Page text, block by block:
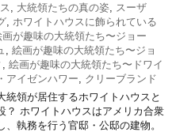
大統領たちの真の姿
スーザ
ホワイトハウスに飾られている
画が趣味の大統領たち〜ジョー
絵画が趣味の大統領たち〜ジョ
絵画が趣味の大統領たち〜ドワイ
アイゼンハワー
クリーブランド
統領が居住するホワイトハウスと
？ ホワイトハウスはアメリカ合衆
、執務を行う官邸・公邸の建物。